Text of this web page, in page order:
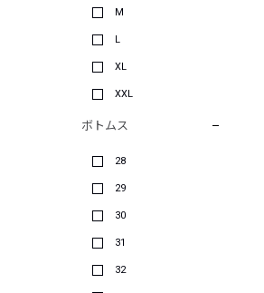
M
L
XL
XXL
ボトムス
28
29
30
31
32